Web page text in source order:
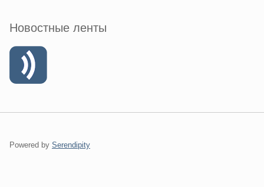
Новостные ленты
Powered by Serendipity